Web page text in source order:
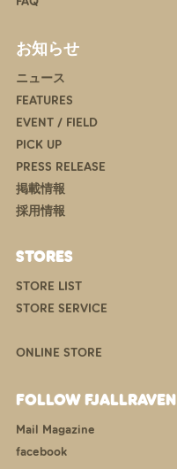
お知らせ
ニュース
FEATURES
EVENT / FIELD
PICK UP
PRESS RELEASE
掲載情報
採用情報
STORES
STORE LIST
STORE SERVICE
ONLINE STORE
FOLLOW FJALLRAVEN
Mail Magazine
facebook